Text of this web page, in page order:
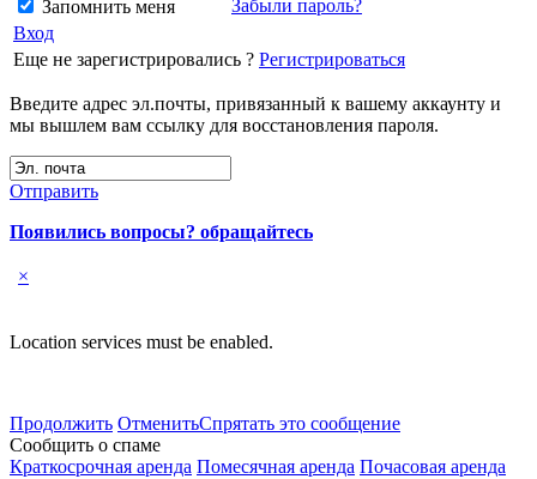
Запомнить меня
Забыли пароль?
Вход
Еще не зарегистрировались ? Регистрироваться
Введите адрес эл.почты, привязанный к вашему аккаунту и
мы вышлем вам ссылку для восстановления пароля.
Отправить
Появились вопросы? обращайтесь
×
Location services must be enabled.
Продолжить ОтменитьСпрятать это сообщение
Сообщить о спаме
Краткосрочная аренда Помесячная аренда Почасовая аренда